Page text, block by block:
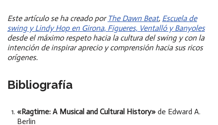
Este artículo se ha creado por The Dawn Beat, Escuela de
swing y Lindy Hop en Girona, Figueres, Ventalló y Banyoles
desde el máximo respeto hacia la cultura del swing y con la
intención de inspirar aprecio y comprensión hacia sus ricos
orígenes.
Bibliografía
«Ragtime: A Musical and Cultural History» de Edward A.
Berlin